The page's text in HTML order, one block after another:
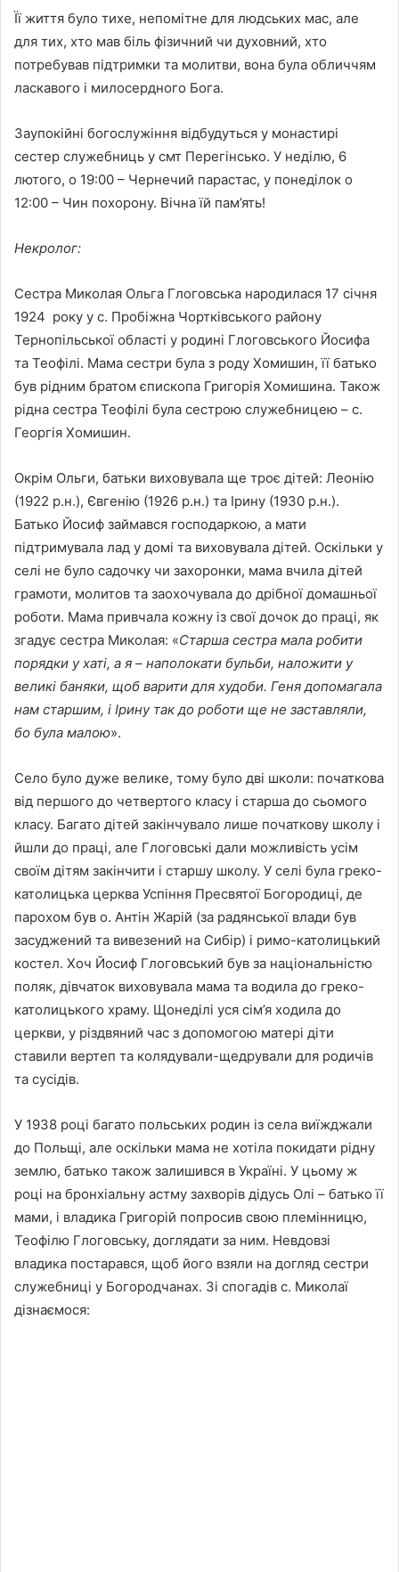
Її життя було тихе, непомітне для людських мас, але
для тих, хто мав біль фізичний чи духовний, хто
потребував підтримки та молитви, вона була обличчям
ласкавого і милосердного Бога.
Заупокійні богослужіння відбудуться у монастирі
сестер служебниць у смт Перегінсько. У неділю, 6
лютого, о 19:00 – Чернечий парастас, у понеділок о
12:00 – Чин похорону. Вічна їй пам’ять!
Некролог:
Сестра Миколая Ольга Глоговська народилася 17 січня
1924 року у с. Пробіжна Чортківського району
Тернопільської області у родині Глоговського Йосифа
та Теофілі. Мама сестри була з роду Хомишин, її батько
був рідним братом єпископа Григорія Хомишина. Також
рідна сестра Теофілі була сестрою служебницею – с.
Георгія Хомишин.
Окрім Ольги, батьки виховувала ще троє дітей: Леонію
(1922 р.н.), Євгенію (1926 р.н.) та Ірину (1930 р.н.).
Батько Йосиф займався господаркою, а мати
підтримувала лад у домі та виховувала дітей. Оскільки у
селі не було садочку чи захоронки, мама вчила дітей
грамоти, молитов та заохочувала до дрібної домашньої
роботи. Мама привчала кожну із свої дочок до праці, як
згадує сестра Миколая: «Старша сестра мала робити
порядки у хаті, а я – наполокати бульби, наложити у
великі баняки, щоб варити для худоби. Геня допомагала
нам старшим, і Ірину так до роботи ще не заставляли,
бо була малою».
Село було дуже велике, тому було дві школи: початкова
від першого до четвертого класу і старша до сьомого
класу. Багато дітей закінчувало лише початкову школу і
йшли до праці, але Глоговські дали можливість усім
своїм дітям закінчити і старшу школу. У селі була греко-
католицька церква Успіння Пресвятої Богородиці, де
парохом був о. Антін Жарій (за радянської влади був
засуджений та вивезений на Сибір) і римо-католицький
костел. Хоч Йосиф Глоговський був за національністю
поляк, дівчаток виховувала мама та водила до греко-
католицького храму. Щонеділі уся сім’я ходила до
церкви, у різдвяний час з допомогою матері діти
ставили вертеп та колядували-щедрували для родичів
та сусідів.
У 1938 році багато польських родин із села виїжджали
до Польщі, але оскільки мама не хотіла покидати рідну
землю, батько також залишився в Україні. У цьому ж
році на бронхіальну астму захворів дідусь Олі – батько її
мами, і владика Григорій попросив свою племінницю,
Теофілю Глоговську, доглядати за ним. Невдовзі
владика постарався, щоб його взяли на догляд сестри
служебниці у Богородчанах. Зі спогадів с. Миколаї
дізнаємося: